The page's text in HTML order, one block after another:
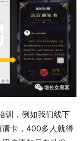
卡，400多人就得